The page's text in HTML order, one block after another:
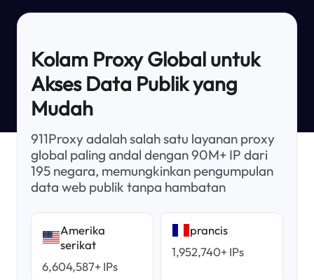
Kolam Proxy Global untuk
Akses Data Publik yang
Mudah
911Proxy adalah salah satu layanan proxy
global paling andal dengan 90M+ IP dari
195 negara, memungkinkan pengumpulan
data web publik tanpa hambatan
Amerika
serikat
6,604,587+ IPs
prancis
1,952,740+ IPs